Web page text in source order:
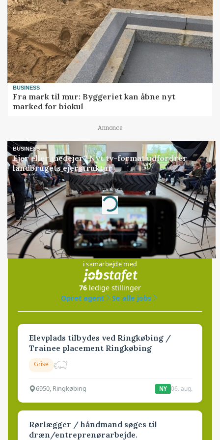
BUSINESS
Fra mark til mur: Byggeriet kan åbne nyt
marked for biokul
Annonce
BUSINESS
Ejer eller medejer? Nyt tv-format udfordrer
landbrugets ejerstruktur
Annonce
Loading...
Jobs
i samarbejde med
76 ledige stillinger
Opret agent
Se alle jobs
Elevplads tilbydes ved Ringkøbing /
Trainee placement Ringkøbing
Grise
6950, Ringkøbing NY 06. aug.
Rørlægger / håndmand søges til
dræn/entreprenørarbejde.